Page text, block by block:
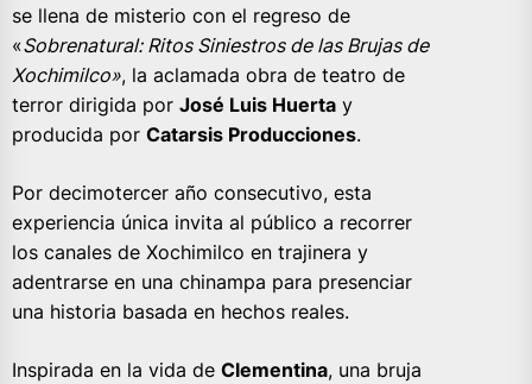
se llena de misterio con el regreso de
«Sobrenatural: Ritos Siniestros de las Brujas de
Xochimilco», la aclamada obra de teatro de
terror dirigida por José Luis Huerta y
producida por Catarsis Producciones.
Por decimotercer año consecutivo, esta
experiencia única invita al público a recorrer
los canales de Xochimilco en trajinera y
adentrarse en una chinampa para presenciar
una historia basada en hechos reales.
Inspirada en la vida de Clementina, una bruja